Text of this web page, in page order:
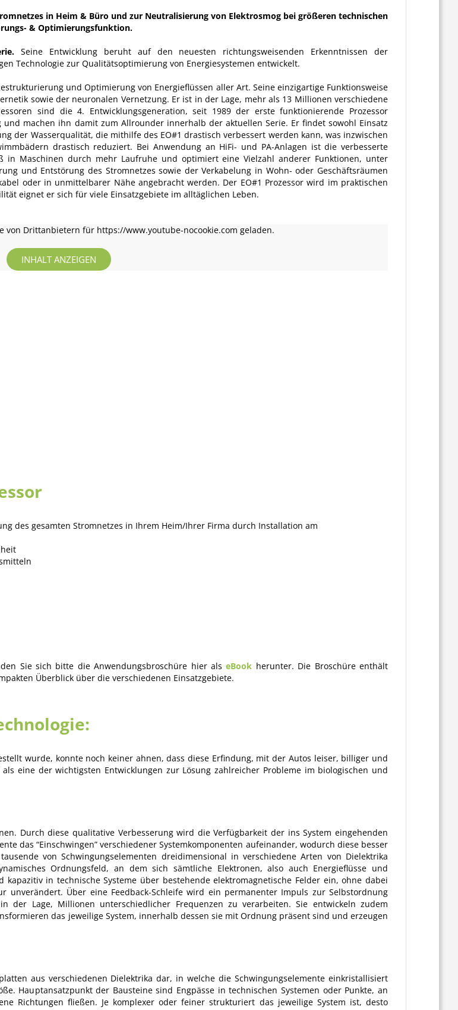
in Heim & Büro und zur Neutralisierung von Elektrosmog bei größeren technischen
& Optimierungsfunktion.
Seine Entwicklung beruht auf den neuesten richtungsweisenden Erkenntnissen der
Technologie zur Qualitätsoptimierung von Energiesystemen entwickelt.
und Optimierung von Energieflüssen aller Art. Seine einzigartige Funktionsweise
sowie der neuronalen Vernetzung. Er ist in der Lage, mehr als 13 Millionen verschiedene
sind die 4. Entwicklungsgeneration, seit 1989 der erste funktionierende Prozessor
machen ihn damit zum Allrounder innerhalb der aktuellen Serie. Er findet sowohl Einsatz
der Wasserqualität, die mithilfe des EO#1 drastisch verbessert werden kann, was inzwischen
drastisch reduziert. Bei Anwendung an HiFi- und PA-Anlagen ist die verbesserte
in Maschinen durch mehr Laufruhe und optimiert eine Vielzahl anderer Funktionen, unter
und Entstörung des Stromnetzes sowie der Verkabelung in Wohn- oder Geschäftsräumen
oder in unmittelbarer Nähe angebracht werden. Der EO#1 Prozessor wird im praktischen
eignet er sich für viele Einsatzgebiete im alltäglichen Leben.
von Drittanbietern für https://www.youtube-nocookie.com geladen.
INHALT ANZEIGEN
des gesamten Stromnetzes in Ihrem Heim/Ihrer Firma durch Installation am
Sie sich bitte die Anwendungsbroschüre hier alseBook herunter. Die Broschüre enthält
Überblick über die verschiedenen Einsatzgebiete.
wurde, konnte noch keiner ahnen, dass diese Erfindung, mit der Autos leiser, billiger und
eine der wichtigsten Entwicklungen zur Lösung zahlreicher Probleme im biologischen und
Durch diese qualitative Verbesserung wird die Verfügbarkeit der ins System eingehenden
das “Einschwingen” verschiedener Systemkomponenten aufeinander, wodurch diese besser
von Schwingungselementen dreidimensional in verschiedene Arten von Dielektrika
Ordnungsfeld, an dem sich sämtliche Elektronen, also auch Energieflüsse und
in technische Systeme über bestehende elektromagnetische Felder ein, ohne dabei
unverändert. Über eine Feedback-Schleife wird ein permanenter Impuls zur Selbstordnung
der Lage, Millionen unterschiedlicher Frequenzen zu verarbeiten. Sie entwickeln zudem
das jeweilige System, innerhalb dessen sie mit Ordnung präsent sind und erzeugen
aus verschiedenen Dielektrika dar, in welche die Schwingungselemente einkristallisiert
Hauptansatzpunkt der Bausteine sind Engpässe in technischen Systemen oder Punkte, an
Richtungen fließen. Je komplexer oder feiner strukturiert das jeweilige System ist, desto